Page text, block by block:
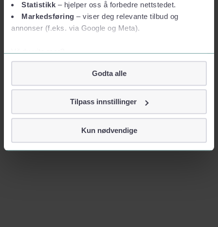
Statistikk – hjelper oss å forbedre nettstedet.
Markedsføring – viser deg relevante tilbud og
annonser (f.eks. via Google og Meta).
Vil du vite mer?
Om informasjonskapsler
Googles retningslinjer for personvern
Vi tar ditt personvern på alvor
identifiserer deg, som navn eller telefonnummer.
Godta alle
Tilpass innstillinger
Kun nødvendige